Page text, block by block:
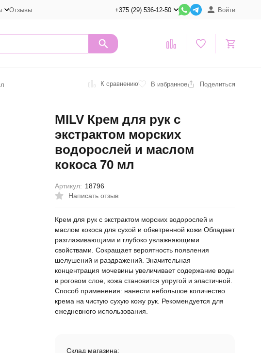
Отзывы +375 (29) 536-12-50 Войти
К сравнению В избранное Поделиться
MILV Крем для рук с
экстрактом морских
водорослей и маслом
кокоса 70 мл
Написать отзыв
Артикул: 18796
Крем для рук с экстрактом морских водорослей и
маслом кокоса для сухой и обветренной кожи Обладает
разглаживающими и глубоко увлажняющими
свойствами. Сокращает вероятность появления
шелушений и раздражений. Значительная
концентрация мочевины увеличивает содержание воды
в роговом слое, кожа становится упругой и эластичной.
Способ применения: нанести небольшое количество
крема на чистую сухую кожу рук. Рекомендуется для
ежедневного использования.
Склад магазина: